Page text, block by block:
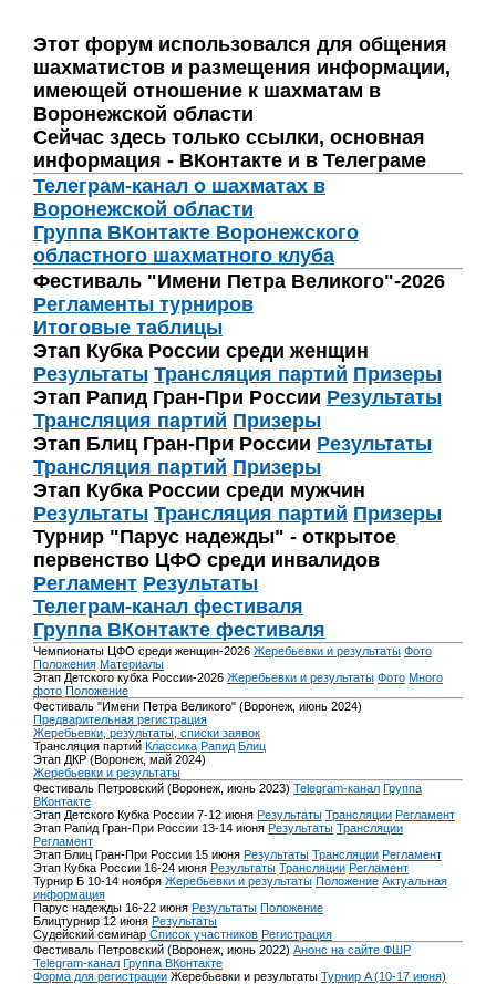
Этот форум использовался для общения
шахматистов и размещения информации,
имеющей отношение к шахматам в
Воронежской области
Сейчас здесь только ссылки, основная
информация - ВКонтакте и в Телеграме
Телеграм-канал о шахматах в
Воронежской области
Группа ВКонтакте Воронежского
областного шахматного клуба
Фестиваль "Имени Петра Великого"-2026
Регламенты турниров
Итоговые таблицы
Этап Кубка России среди женщин
Результаты Трансляция партий Призеры
Этап Рапид Гран-При России Результаты
Трансляция партий Призеры
Этап Блиц Гран-При России Результаты
Трансляция партий Призеры
Этап Кубка России среди мужчин
Результаты Трансляция партий Призеры
Турнир "Парус надежды" - открытое
первенство ЦФО среди инвалидов
Регламент Результаты
Телеграм-канал фестиваля
Группа ВКонтакте фестиваля
Чемпионаты ЦФО среди женщин-2026 Жеребьевки и результаты Фото
Положения Материалы
Этап Детского кубка России-2026 Жеребьевки и результаты Фото Много
фото Положение
Фестиваль "Имени Петра Великого" (Воронеж, июнь 2024)
Предварительная регистрация
Жеребьевки, результаты, списки заявок
Трансляция партий Классика Рапид Блиц
Этап ДКР (Воронеж, май 2024)
Жеребьевки и результаты
Фестиваль Петровский (Воронеж, июнь 2023) Telegram-канал Группа
ВКонтакте
Этап Детского Кубка России 7-12 июня Результаты Трансляции Регламент
Этап Рапид Гран-При России 13-14 июня Результаты Трансляции
Регламент
Этап Блиц Гран-При России 15 июня Результаты Трансляции Регламент
Этап Кубка России 16-24 июня Результаты Трансляции Регламент
Турнир Б 10-14 ноября Жеребьевки и результаты Положение Актуальная
информация
Парус надежды 16-22 июня Результаты Положение
Блицтурнир 12 июня Результаты
Судейский семинар Список участников Регистрация
Фестиваль Петровский (Воронеж, июнь 2022) Анонс на сайте ФШР
Telegram-канал Группа ВКонтакте
Форма для регистрации Жеребьевки и результаты Турнир A (10-17 июня)